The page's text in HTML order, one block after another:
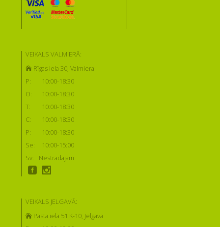
VEIKALS VALMIERĀ:
Rīgas iela 30, Valmiera
P:
10:00-18:30
O:
10:00-18:30
T:
10:00-18:30
C:
10:00-18:30
P:
10:00-18:30
Se:
10:00-15:00
Sv:
Nestrādājam
VEIKALS JELGAVĀ:
Pasta iela 51 K-10, Jelgava